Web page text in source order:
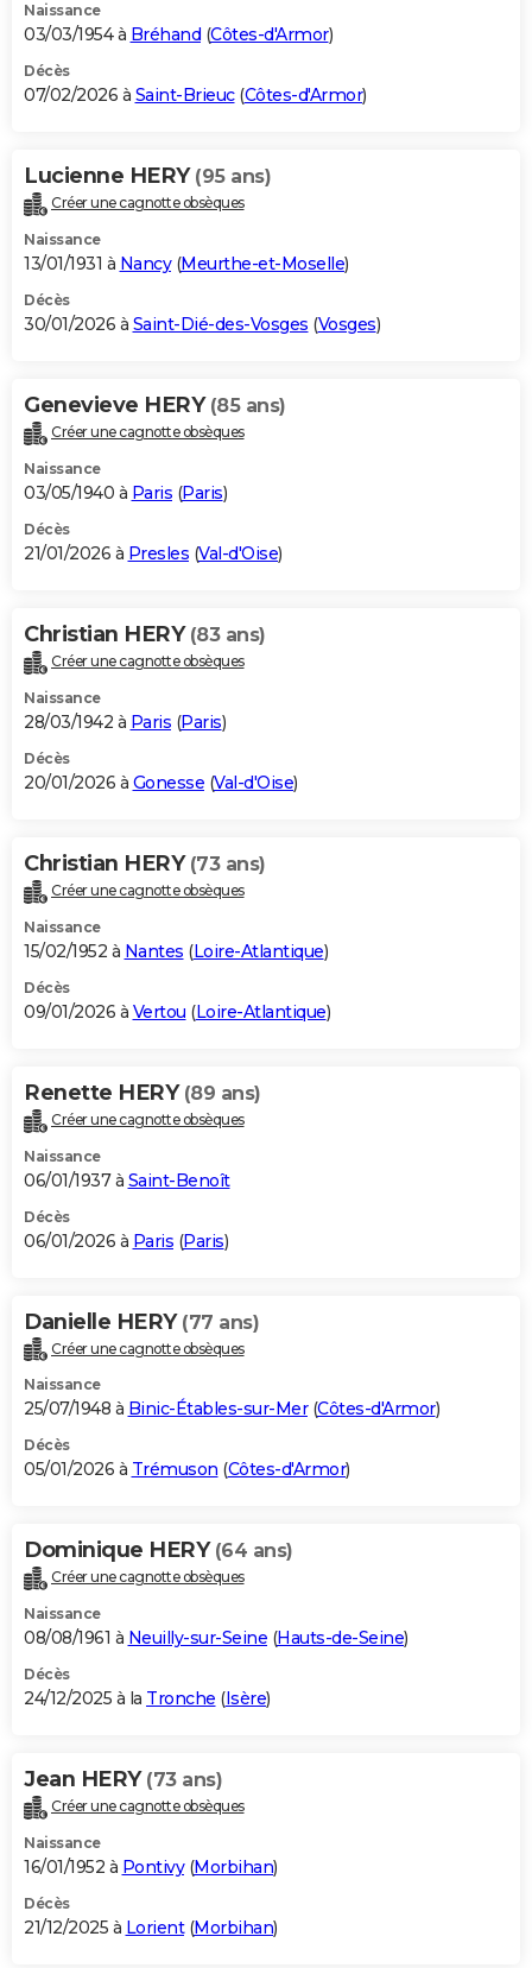
Naissance
03/03/1954 à Bréhand (Côtes-d'Armor)
Décès
07/02/2026 à Saint-Brieuc(Côtes-d'Armor)
Lucienne HERY (95 ans)
Créer une cagnotte obsèques
Naissance
13/01/1931 à Nancy(Meurthe-et-Moselle)
Décès
30/01/2026 à Saint-Dié-des-Vosges (Vosges)
Genevieve HERY (85 ans)
Créer une cagnotte obsèques
Naissance
03/05/1940 à Paris (Paris)
Décès
21/01/2026 à Presles (Val-d'Oise)
Christian HERY (83 ans)
Créer une cagnotte obsèques
Naissance
28/03/1942 à Paris (Paris)
Décès
20/01/2026 à Gonesse (Val-d'Oise)
Christian HERY (73 ans)
Créer une cagnotte obsèques
Naissance
15/02/1952 à Nantes (Loire-Atlantique)
Décès
09/01/2026 à Vertou (Loire-Atlantique)
Renette HERY (89 ans)
Créer une cagnotte obsèques
Naissance
06/01/1937 à Saint-Benoît
Décès
06/01/2026 à Paris (Paris)
Danielle HERY (77 ans)
Créer une cagnotte obsèques
Naissance
25/07/1948 à Binic-Étables-sur-Mer(Côtes-d'Armor)
Décès
05/01/2026 à Trémuson (Côtes-d'Armor)
Dominique HERY (64 ans)
Créer une cagnotte obsèques
Naissance
08/08/1961 à Neuilly-sur-Seine (Hauts-de-Seine)
Décès
24/12/2025 à la Tronche (Isère)
Jean HERY (73 ans)
Créer une cagnotte obsèques
Naissance
16/01/1952 à Pontivy(Morbihan)
Décès
21/12/2025 à Lorient(Morbihan)